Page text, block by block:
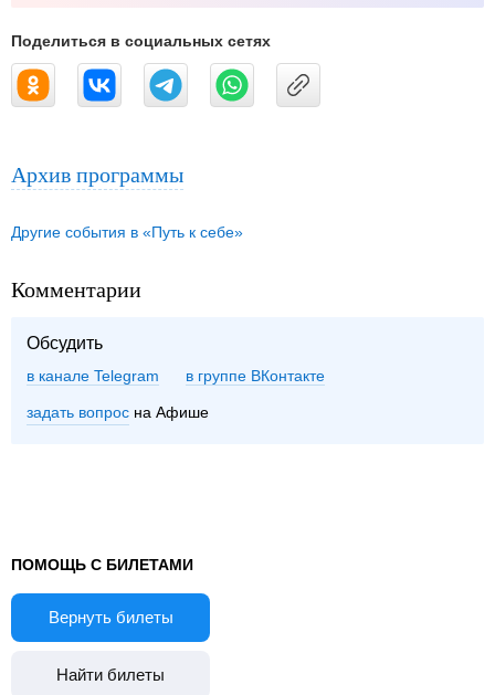
Поделиться в социальных сетях
Архив программы
Другие события в «Путь к себе»
Комментарии
Обсудить
в канале Telegram группе ВКонтакте
задать вопрос на Афише
ПОМОЩЬ С БИЛЕТАМИ
Вернуть билеты
Найти билеты